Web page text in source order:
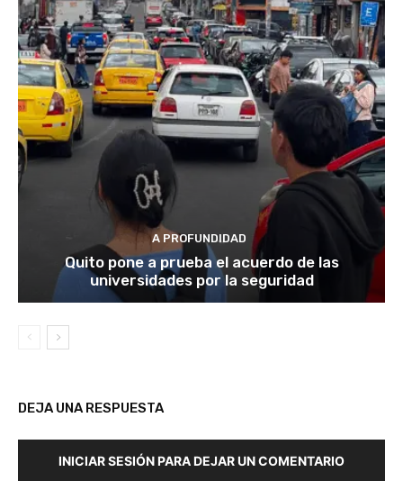
A PROFUNDIDAD
Quito pone a prueba el acuerdo de las
universidades por la seguridad
DEJA UNA RESPUESTA
INICIAR SESIÓN PARA DEJAR UN COMENTARIO